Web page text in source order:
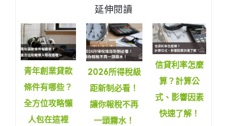
延伸閱讀
青年創業貸款
條件有哪些？
全方位攻略懶
人包在這裡
2026所得稅級
距新制必看！
讓你報稅不再
一頭霧水！
信貸利率怎麼
算？計算公
式、影響因素
快速了解！